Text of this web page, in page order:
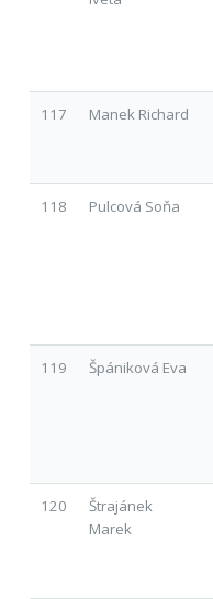
117 Manek Richard
118 Pulcová Soňa
119 Špániková Eva
120
Štrajánek
Marek